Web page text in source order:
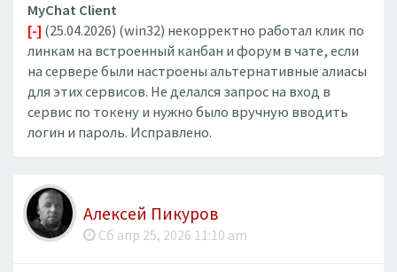
MyChat Client
[-] (25.04.2026) (win32) некорректно работал клик по
линкам на встроенный канбан и форум в чате, если
на сервере были настроены альтернативные алиасы
для этих сервисов. Не делался запрос на вход в
сервис по токену и нужно было вручную вводить
логин и пароль. Исправлено.
Алексей Пикуров
Сб апр 25, 2026 11:10 am